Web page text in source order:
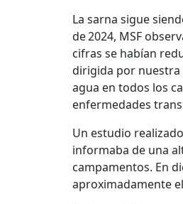
La sarna sigue
de 2024, MSF
cifras se habían
dirigida por nuestra
agua en todos los
enfermedades
Un estudio
informaba de una
campamentos. En
aproximadamente